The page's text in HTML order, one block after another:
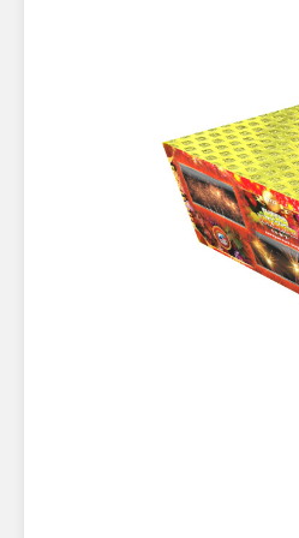
Фейерверки на свадьбу
Фейерверк-шоу
Батареи салютов
Цветной дым